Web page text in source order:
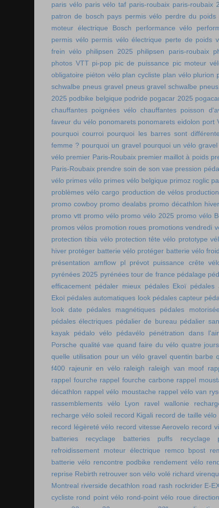
paris vélo paris vélo taf paris-roubaix paris-roubaix
patron de bosch pays permis vélo perdre du poids
moteur électrique Bosch
performance vélo
permis vélo permis vélo électrique perte de poids
frein vélo
philipsen 2025 philipsen paris-roubaix
photos VTT pi-pop pic de puissance pic moteur
obligatoire piéton vélo plan cycliste plan vélo plurion
schwalbe pneus gravel pneus gravel schwalbe
2025 podbike belgique podride pogacar 2025
chauffantes poignées vélo chauffantes poisson
faveur du vélo ponomarets ponomarets eidolon port
pourquoi courroi pourquoi les barres sont
femme ? pourquoi un gravel pourquoi un vélo gravel
vélo premier Paris-Roubaix premier maillot à poids
Paris-Roubaix prendre soin de son vae pression
vélo primes vélo primes vélo belgique primoz roglic
problèmes vélo cargo production de vélos
promo cowboy promo dealabs promo décathlon hiver
promo vtt promo vélo promo vélo 2025 promo vélo
promos vélos promotion roues promotions vendredi
protection tibia vélo protection tête vélo prototype
hiver protéger batterie vélo protéger batterie vélo
présentation amflow pl
prévot puissance crête
pyrénées 2025 pyrénées tour de france pédalage
efficacement pédaler mieux pédales Ekoï pédales
Ekoï pédales automatiques look pédales capteur
look date
pédales magnétiques
pédales
pédales électriques pédalier de bureau pédalier
kayak
pédalo vélo pédavélo
pénétration dans l'air
Porsche qualité vae quand faire du vélo quatre
quelle utilisation pour un vélo gravel quentin barbe
f400 rajeunir en vélo raleigh raleigh van moof
rappel fourche rappel fourche carbone rappel
décathlon rappel vélo moustache rappel vélo van
rassemblements vélo Lyon
ravel wallonie
recharge vélo soleil record Kigali record de taille vélo
record légèreté vélo record vitesse Aerovelo record
batteries
recyclage batteries puffs
recyclage
refroidissement moteur électrique
remco bpost
batterie vélo rencontre podbike rendement vélo
reprise Rebirth retrouver son vélo volé richard
Montreal riverside decathlon road rash rockrider E-
cycliste rond point vélo rond-point vélo roue